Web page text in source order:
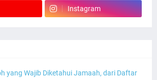
Instagram
yang Wajib Diketahui Jamaah, dari Daftar